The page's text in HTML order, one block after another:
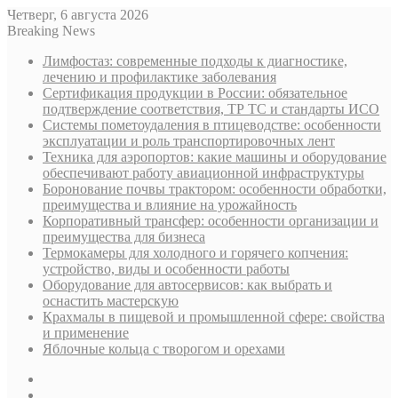
Четверг, 6 августа 2026
Breaking News
Лимфостаз: современные подходы к диагностике,
лечению и профилактике заболевания
Сертификация продукции в России: обязательное
подтверждение соответствия, ТР ТС и стандарты ИСО
Системы пометоудаления в птицеводстве: особенности
эксплуатации и роль транспортировочных лент
Техника для аэропортов: какие машины и оборудование
обеспечивают работу авиационной инфраструктуры
Боронование почвы трактором: особенности обработки,
преимущества и влияние на урожайность
Корпоративный трансфер: особенности организации и
преимущества для бизнеса
Термокамеры для холодного и горячего копчения:
устройство, виды и особенности работы
Оборудование для автосервисов: как выбрать и
оснастить мастерскую
Крахмалы в пищевой и промышленной сфере: свойства
и применение
Яблочные кольца с творогом и орехами